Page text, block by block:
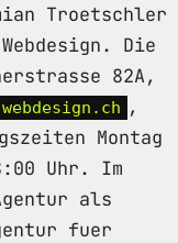
Troetschler
Die
82A,
,
Montag
Uhr. Im
als
fuer